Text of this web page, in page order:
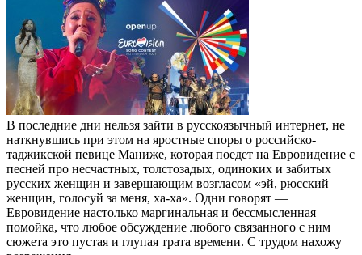
В последние дни нельзя зайти в русскоязычный интернет, не
наткнувшись при этом на яростные споры о российско-
таджикской певице Маниже, которая поедет на Евровидение с
песней про несчастных, толстозадых, одиноких и забитых
русских женщин и завершающим возгласом «эй, рюсский
женщин, голосуй за меня, ха-ха». Одни говорят —
Евровидение настолько маргинальная и бессмысленная
помойка, что любое обсуждение любого связанного с ним
сюжета это пустая и глупая трата времени. С трудом нахожу